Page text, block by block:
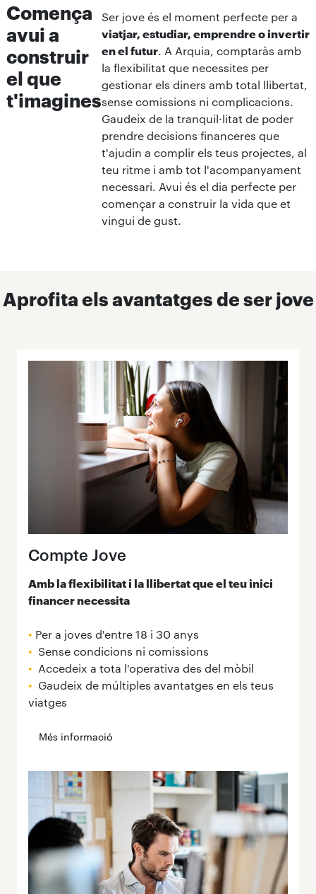
Comença
avui a
construir
el que
t'imagines
Ser jove és el moment perfecte per a
viatjar, estudiar, emprendre o invertir
en el futur. A Arquia, comptaràs amb
la flexibilitat que necessites per
gestionar els diners amb total llibertat,
sense comissions ni complicacions.
Gaudeix de la tranquil·litat de poder
prendre decisions financeres que
t'ajudin a complir els teus projectes, al
teu ritme i amb tot l'acompanyament
necessari. Avui és el dia perfecte per
començar a construir la vida que et
vingui de gust.
Aprofita els avantatges de ser jove
Compte Jove
Amb la flexibilitat i la llibertat que el teu inici
financer necessita
• Per a joves d'entre 18 i 30 anys
• Sense condicions ni comissions
• Accedeix a tota l'operativa des del mòbil
• Gaudeix de múltiples avantatges en els teus
viatges
Més informació